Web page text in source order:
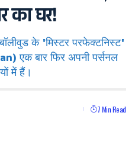
का घर!
के 'मिस्टर परफेक्टनिस्ट'
एक बार फिर अपनी पर्सनल
में हैं।
7 Min Read